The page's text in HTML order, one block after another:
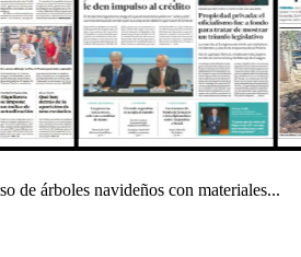
de árboles navideños con materiales...